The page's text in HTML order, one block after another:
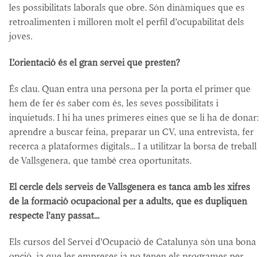
les possibilitats laborals que obre. Són dinàmiques que es
retroalimenten i milloren molt el perfil d'ocupabilitat dels
joves.
L'orientació és el gran servei que presten?
És clau. Quan entra una persona per la porta el primer que
hem de fer és saber com és, les seves possibilitats i
inquietuds. I hi ha unes primeres eines que se li ha de donar:
aprendre a buscar feina, preparar un CV, una entrevista, fer
recerca a plataformes digitals... I a utilitzar la borsa de treball
de Vallsgenera, que també crea oportunitats.
El cercle dels serveis de Vallsgenera es tanca amb les xifres
de la formació ocupacional per a adults, que es dupliquen
respecte l'any passat...
Els cursos del Servei d'Ocupació de Catalunya són una bona